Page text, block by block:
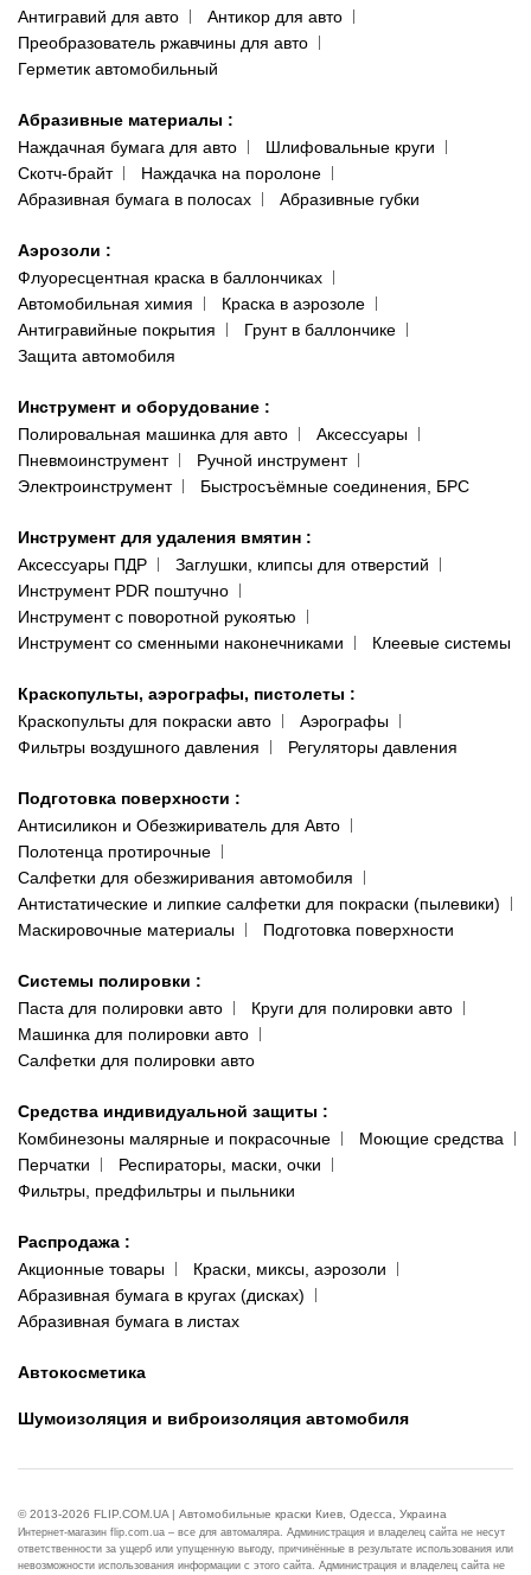
Антигравий для авто
Антикор для авто
Преобразователь ржавчины для авто
Герметик автомобильный
Абразивные материалы :
Наждачная бумага для авто
Шлифовальные круги
Скотч-брайт
Наждачка на поролоне
Абразивная бумага в полосах
Абразивные губки
Аэрозоли :
Флуоресцентная краска в баллончиках
Автомобильная химия
Краска в аэрозоле
Антигравийные покрытия
Грунт в баллончике
Защита автомобиля
Инструмент и оборудование :
Полировальная машинка для авто
Аксессуары
Пневмоинструмент
Ручной инструмент
Электроинструмент
Быстросъёмные соединения, БРС
Инструмент для удаления вмятин :
Аксессуары ПДР
Заглушки, клипсы для отверстий
Инструмент PDR поштучно
Инструмент с поворотной рукоятью
Инструмент со сменными наконечниками
Клеевые системы
Краскопульты, аэрографы, пистолеты :
Краскопульты для покраски авто
Аэрографы
Фильтры воздушного давления
Регуляторы давления
Подготовка поверхности :
Антисиликон и Обезжириватель для Авто
Полотенца протирочные
Салфетки для обезжиривания автомобиля
Антистатические и липкие салфетки для покраски (пылевики)
Маскировочные материалы
Подготовка поверхности
Системы полировки :
Паста для полировки авто
Круги для полировки авто
Машинка для полировки авто
Салфетки для полировки авто
Средства индивидуальной защиты :
Комбинезоны малярные и покрасочные
Моющие средства
Перчатки
Респираторы, маски, очки
Фильтры, предфильтры и пыльники
Распродажа :
Акционные товары
Краски, миксы, аэрозоли
Абразивная бумага в кругах (дисках)
Абразивная бумага в листах
Автокосметика
Шумоизоляция и виброизоляция автомобиля
© 2013-2026 FLIP.COM.UA | Автомобильные краски Киев, Одесса, Украина
Интернет-магазин flip.com.ua – все для автомаляра. Администрация и владелец сайта не несут
ответственности за ущерб или упущенную выгоду, причинённые в результате использования или
невозможности использования информации с этого сайта. Администрация и владелец сайта не